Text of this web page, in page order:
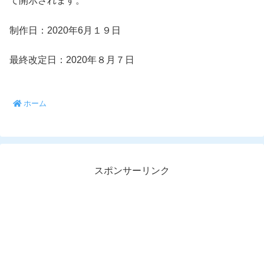
制作日：2020年6月１９日
最終改定日：2020年８月７日
ホーム
スポンサーリンク